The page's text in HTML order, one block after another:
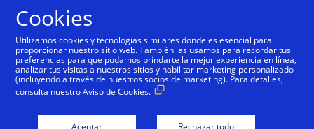
Para emisores Para comercios
Cookies
Utilizamos cookies y tecnologías similares donde es esencial para
proporcionar nuestro sitio web. También las usamos para recordar tus
preferencias para que podamos brindarte la mejor experiencia en línea,
analizar tus visitas a nuestros sitios y habilitar marketing personalizado
(incluyendo a través de nuestros socios de marketing). Para detalles,
consulta nuestroAviso de Cookies.
Aceptar Rechazar todo